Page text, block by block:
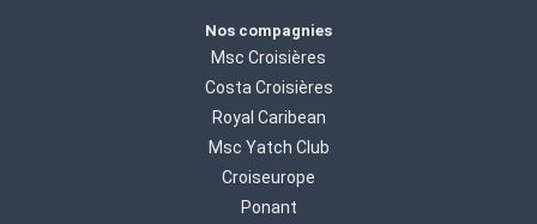
Nos compagnies
Msc Croisières
Costa Croisières
Royal Caribean
Msc Yatch Club
Croiseurope
Ponant